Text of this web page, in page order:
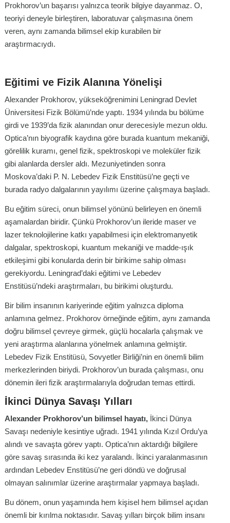
Prokhorov’un başarısı yalnızca teorik bilgiye dayanmaz. O,
teoriyi deneyle birleştiren, laboratuvar çalışmasına önem
veren, aynı zamanda bilimsel ekip kurabilen bir
araştırmacıydı.
Eğitimi ve Fizik Alanına Yönelişi
Alexander Prokhorov, yükseköğrenimini Leningrad Devlet
Üniversitesi Fizik Bölümü’nde yaptı. 1934 yılında bu bölüme
girdi ve 1939’da fizik alanından onur derecesiyle mezun oldu.
Optica’nın biyografik kaydına göre burada kuantum mekaniği,
görelilik kuramı, genel fizik, spektroskopi ve moleküler fizik
gibi alanlarda dersler aldı. Mezuniyetinden sonra
Moskova’daki P. N. Lebedev Fizik Enstitüsü’ne geçti ve
burada radyo dalgalarının yayılımı üzerine çalışmaya başladı.
Bu eğitim süreci, onun bilimsel yönünü belirleyen en önemli
aşamalardan biridir. Çünkü Prokhorov’un ileride maser ve
lazer teknolojilerine katkı yapabilmesi için elektromanyetik
dalgalar, spektroskopi, kuantum mekaniği ve madde-ışık
etkileşimi gibi konularda derin bir birikime sahip olması
gerekiyordu. Leningrad’daki eğitimi ve Lebedev
Enstitüsü’ndeki araştırmaları, bu birikimi oluşturdu.
Bir bilim insanının kariyerinde eğitim yalnızca diploma
anlamına gelmez. Prokhorov örneğinde eğitim, aynı zamanda
doğru bilimsel çevreye girmek, güçlü hocalarla çalışmak ve
yeni araştırma alanlarına yönelmek anlamına gelmiştir.
Lebedev Fizik Enstitüsü, Sovyetler Birliği’nin en önemli bilim
merkezlerinden biriydi. Prokhorov’un burada çalışması, onu
dönemin ileri fizik araştırmalarıyla doğrudan temas ettirdi.
İkinci Dünya Savaşı Yılları
Alexander Prokhorov’un bilimsel hayatı, İkinci Dünya
Savaşı nedeniyle kesintiye uğradı. 1941 yılında Kızıl Ordu’ya
alındı ve savaşta görev yaptı. Optica’nın aktardığı bilgilere
göre savaş sırasında iki kez yaralandı. İkinci yaralanmasının
ardından Lebedev Enstitüsü’ne geri döndü ve doğrusal
olmayan salınımlar üzerine araştırmalar yapmaya başladı.
Bu dönem, onun yaşamında hem kişisel hem bilimsel açıdan
önemli bir kırılma noktasıdır. Savaş yılları birçok bilim insanı